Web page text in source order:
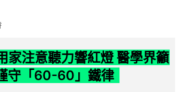
家注意聽力響紅燈 醫學界籲
守「60-60」鐵律